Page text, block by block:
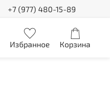
+7 (977) 480-15-89
Избранное Корзина